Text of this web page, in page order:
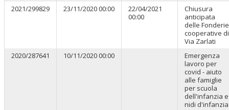
2021/299829
23/11/2020 00:00
22/04/2021
00:00
Chiusura
anticipata
delle Fonderie
cooperative di
Via Zarlati
2020/287641
10/11/2020 00:00
Emergenza
lavoro per
covid - aiuto
alle famiglie
per scuola
dell'infanzia e
nidi d'infanzia